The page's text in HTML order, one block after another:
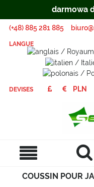
(+48) 885 281 885
LANGUE
DEVISES
COUSSIN POUR
darmowa